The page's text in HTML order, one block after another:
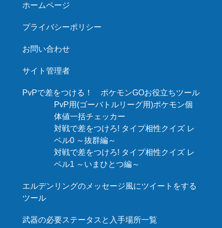
ホームページ
プライバシーポリシー
お問い合わせ
サイト管理者
PvPで差をつける！ ポケモンGOお役立ちツール
PvP用(ゴーバトルリーグ用)ポケモン個
体値一括チェッカー
対戦で差をつけろ! タイプ相性クイズ レ
ベル0 ～抜群編～
対戦で差をつけろ! タイプ相性クイズ レ
ベル1 ～いまひとつ編～
エルデンリングのメッセージ風にツイートをする
ツール
武器の必要ステータスと入手場所一覧